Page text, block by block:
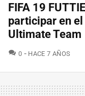
FIFA 19
participar en
Ultimate Team
0 COMENTARIOS
HACE 7 AÑOS